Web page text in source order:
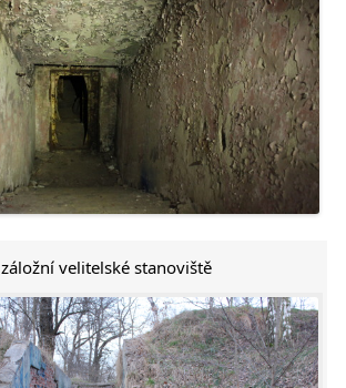
záložní velitelské stanoviště